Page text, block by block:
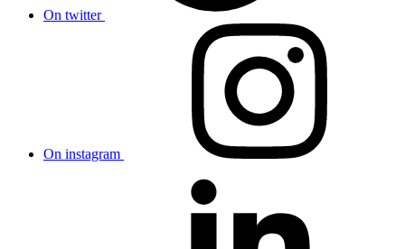
On twitter
On instagram